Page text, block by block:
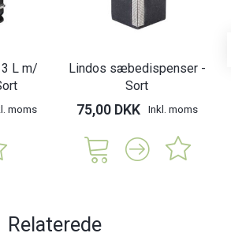
L m/
moms
Lindos sæbedispenser -
Sort
75,00 DKK Inkl. moms
Relaterede